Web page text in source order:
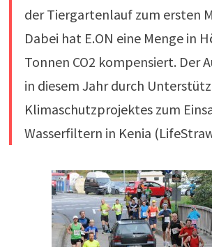
der Tiergartenlauf zum ersten
Dabei hat E.ON eine Menge in
Tonnen CO2 kompensiert. Der
in diesem Jahr durch
Klimaschutzprojektes zum
Wasserfiltern in Kenia